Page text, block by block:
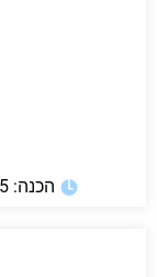
הכנה: 35 דקות